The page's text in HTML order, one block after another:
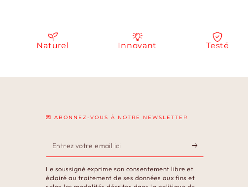
Naturel Innovant Testé
💌 ABONNEZ-VOUS À NOTRE NEWSLETTER
Entrez
votre
email
Le soussigné exprime son consentement libre et
éclairé au traitement de ses données aux fins et